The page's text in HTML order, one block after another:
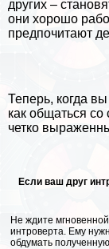
других –
они хорошо
предпочитают
Теперь, когда
как общаться
четко
Если ваш друг
Не ждите
интроверта. Ему
обдумать